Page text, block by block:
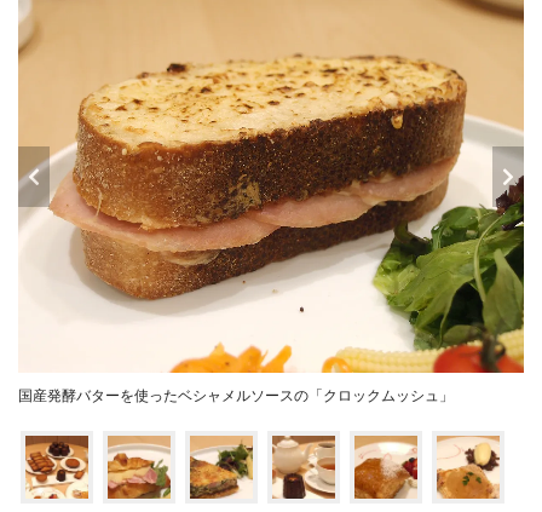
国産発酵バターを使ったベシャメルソースの「クロックムッシュ」